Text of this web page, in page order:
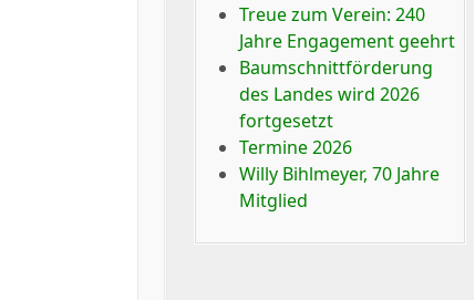
Treue zum Verein: 240
Jahre Engagement geehrt
Baumschnittförderung
des Landes wird 2026
fortgesetzt
Termine 2026
Willy Bihlmeyer, 70 Jahre
Mitglied